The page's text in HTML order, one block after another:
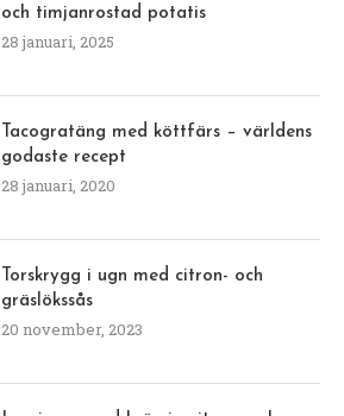
och timjanrostad potatis
28 januari, 2025
Tacogratäng med köttfärs – världens
godaste recept
28 januari, 2020
Torskrygg i ugn med citron- och
gräslökssås
20 november, 2023